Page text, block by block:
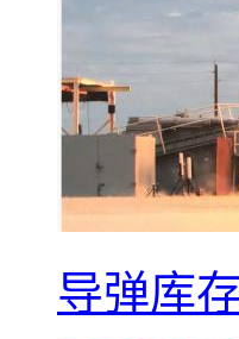
导弹库